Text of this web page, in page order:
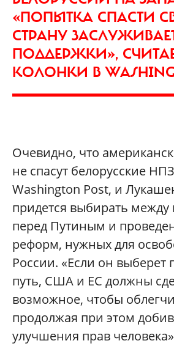
«ПОПЫТКА СПАСТИ
СТРАНУ
ПОДДЕРЖКИ»,
КОЛОНКИ В
Очевидно, что
не спасут белорусские
Washington Post, и
придется выбирать между
перед Путиным и
реформ, нужных для
России. «Если он выберет
путь, США и ЕС должны
возможное, чтобы
продолжая при этом
улучшения прав